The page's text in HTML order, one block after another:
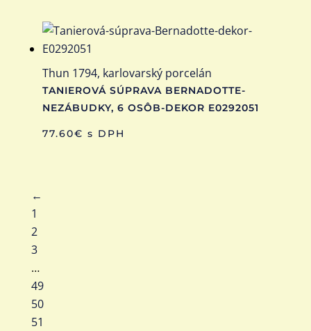
Thun 1794, karlovarský porcelán
TANIEROVÁ SÚPRAVA BERNADOTTE-
NEZÁBUDKY, 6 OSÔB-DEKOR E0292051
77.60€ s DPH
←
1
2
3
…
49
50
51